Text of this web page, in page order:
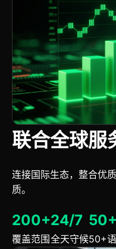
联合全球服
连接国际生态，整合优
质。
200+
覆盖范围
24/7
全天守候
50+
50+